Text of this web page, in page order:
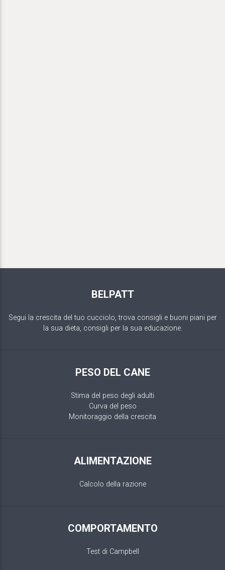
BELPATT
Segui la crescita del tuo cucciolo, trova consigli e buoni piani per
la sua dieta, consigli per la sua educazione.
PESO DEL CANE
Stima del peso degli adulti
Curva del peso
Monitoraggio della crescita
ALIMENTAZIONE
Calcolo della razione
COMPORTAMENTO
Test di Campbell